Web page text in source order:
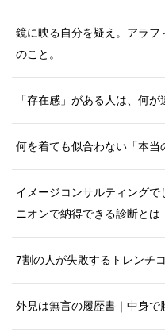
鏡に映る自分を疑え。アラ
のこと。
「存在感」がある人は、何が
何を着ても似合わない「本当
イメージコンサルティング
ニオンで納得できる診断とは
7割の人が失敗するトレンチ
外見は無言の履歴書｜中身